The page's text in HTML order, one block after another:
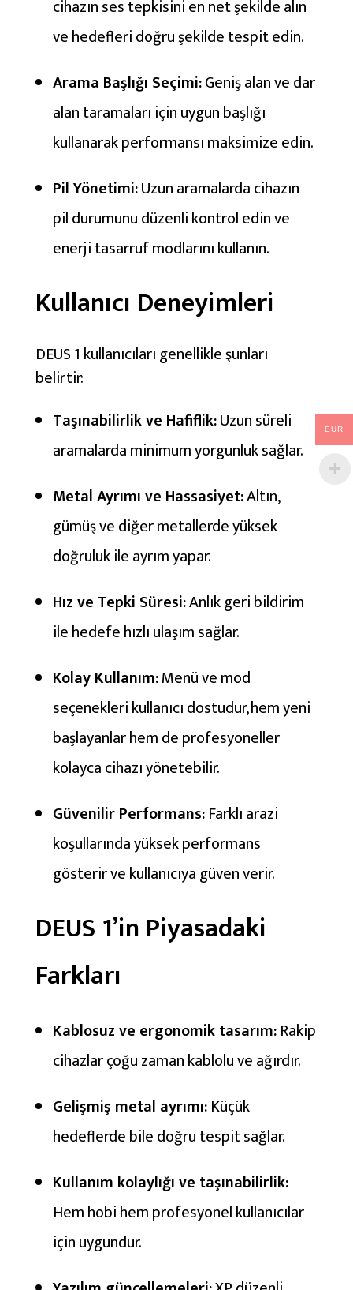
cihazın ses tepkisini en net şekilde alın
ve hedefleri doğru şekilde tespit edin.
Arama Başlığı Seçimi:Geniş alan ve dar
alan taramaları için uygun başlığı
kullanarak performansı maksimize edin.
Pil Yönetimi:Uzun aramalarda cihazın
pil durumunu düzenli kontrol edin ve
enerji tasarruf modlarını kullanın.
Kullanıcı Deneyimleri
DEUS 1 kullanıcıları genellikle şunları
belirtir:
Taşınabilirlik ve Hafiflik:Uzun süreli
aramalarda minimum yorgunluk sağlar.
Metal Ayrımı ve Hassasiyet:Altın,
gümüş ve diğer metallerde yüksek
doğruluk ile ayrım yapar.
Hız ve Tepki Süresi:Anlık geri bildirim
ile hedefe hızlı ulaşım sağlar.
Kolay Kullanım:Menü ve mod
seçenekleri kullanıcı dostudur, hem yeni
başlayanlar hem de profesyoneller
kolayca cihazı yönetebilir.
Güvenilir Performans:Farklı arazi
koşullarında yüksek performans
gösterir ve kullanıcıya güven verir.
DEUS 1’in Piyasadaki
Farkları
Kablosuz ve ergonomik tasarım:Rakip
cihazlar çoğu zaman kablolu ve ağırdır.
Gelişmiş metal ayrımı:Küçük
hedeflerde bile doğru tespit sağlar.
Kullanım kolaylığı ve taşınabilirlik:
Hem hobi hem profesyonel kullanıcılar
için uygundur.
EUR